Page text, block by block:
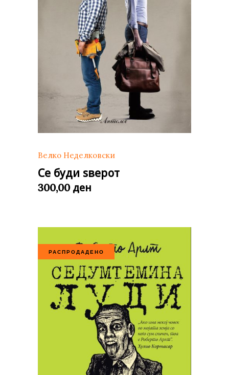
Велко Неделковски
Се буди ѕверот
300,00 ден
РАСПРОДАДЕНО